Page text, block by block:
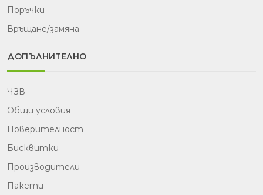
Поръчки
Връщане/замяна
ДОПЪЛНИТЕЛНО
ЧЗВ
Общи условия
Поверителност
Бисквитки
Производители
Пакети